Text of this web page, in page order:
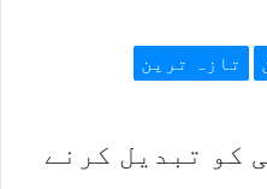
تازہ ترین
کو تبدیل کرنے